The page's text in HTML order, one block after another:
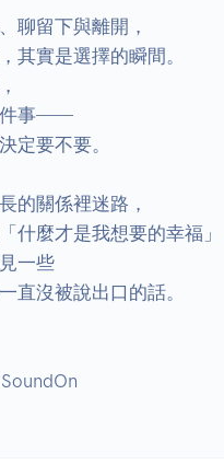
聊留下與離開，
其實是選擇的瞬間。
件事——
定要不要。
的關係裡迷路，
什麼才是我想要的幸福」
一些
直沒被說出口的話。